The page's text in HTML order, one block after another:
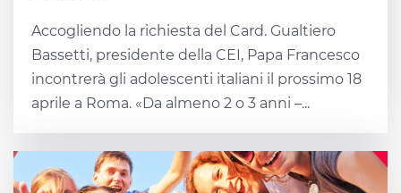
Accogliendo la richiesta del Card. Gualtiero
Bassetti, presidente della CEI, Papa Francesco
incontrerà gli adolescenti italiani il prossimo 18
aprile a Roma. «Da almeno 2 o 3 anni –...